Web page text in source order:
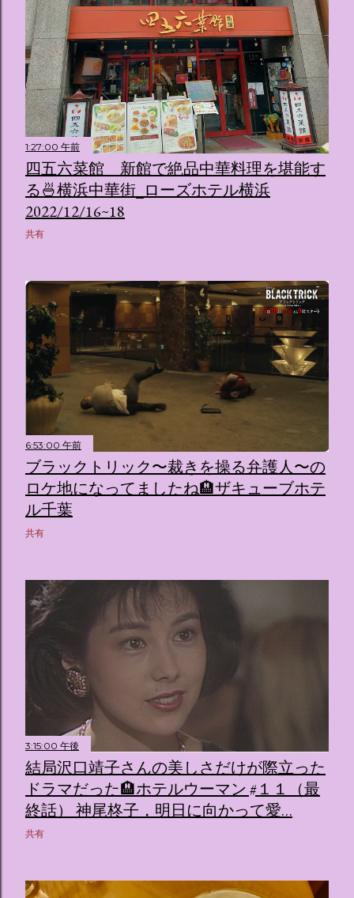
1:27:00 午前
四五六菜館 新館で絶品中華料理を堪能す
る🍜横浜中華街_ローズホテル横浜
2022/12/16~18
共有
6:53:00 午前
ブラックトリック〜裁きを操る弁護人〜の
ロケ地になってましたね🏨ザキューブホテ
ル千葉
共有
3:15:00 午後
結局沢口靖子さんの美しさだけが際立った
ドラマだった🏨ホテルウーマン #１１（最
終話） 神尾柊子，明日に向かって愛…
共有